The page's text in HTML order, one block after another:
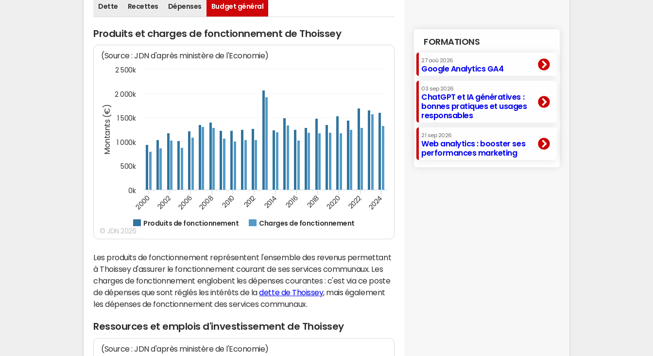
Dette Recettes Dépenses Budget général
Produits et charges de fonctionnement de Thoissey
Montants (€)
(Source : JDN d'après ministère de l'Economie)
Produits de fonctionnement Charges de fonctionnement
2000 2002 2006 2008 2010 2012 2014 2016 2018 2020 2022 2024
0k
500k
1 000k
1 500k
2 000k
2 500k
© JDN 2026
Les produits de fonctionnement représentent l'ensemble des revenus permettant
à Thoissey d'assurer le fonctionnement courant de ses services communaux. Les
charges de fonctionnement englobent les dépenses courantes : c'est via ce poste
de dépenses que sont réglés les intérêts de ladette de Thoissey, mais également
les dépenses de fonctionnement des services communaux.
Ressources et emplois d'investissement de Thoissey
(Source : JDN d'après ministère de l'Economie)
FORMATIONS
27 aoû 2026
Google Analytics GA4
03 sep 2026
ChatGPT et IA génératives :
bonnes pratiques et usages
responsables
21 sep 2026
Web analytics : booster ses
performances marketing